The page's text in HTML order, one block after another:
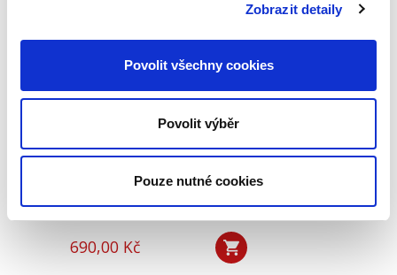
Zobrazit detaily
Povolit všechny cookies
Povolit výběr
Pouze nutné cookies
mezinárodních
Alexander J. Bělohlávek
690,00 Kč